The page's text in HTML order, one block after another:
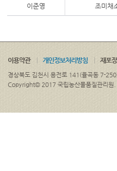
이준영 조미채
이용약관 개인정보처리방침 재포
경상북도 김천시 용전로 141(율곡동 7-
Copyright© 2017 국립농산물품질관리원